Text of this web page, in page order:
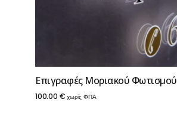
Επιγραφές Μοριακού Φωτισμού
100.00 € χωρίς ΦΠΑ